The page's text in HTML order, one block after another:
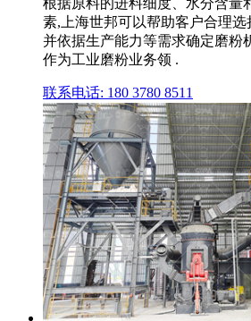
根据原料的进料细度、水分含量
素,上海世邦可以帮助客户合理
并依据生产能力等需求确定磨粉
作为工业磨粉业务领 .
联系电话: 180 3780 8511